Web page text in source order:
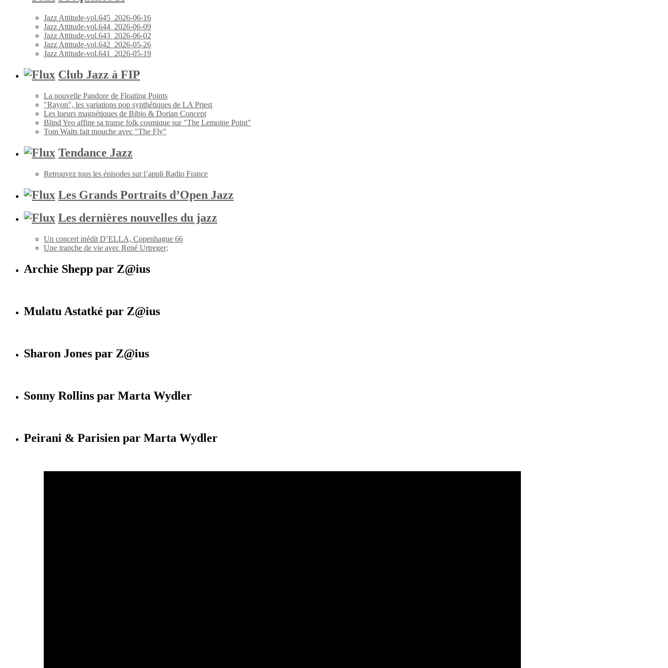
Jazz Attitude-vol.645_2026-06-16
Jazz Attitude-vol.644_2026-06-09
Jazz Attitude-vol.643_2026-06-02
Jazz Attitude-vol.642_2026-05-26
Jazz Attitude-vol.641_2026-05-19
Club Jazz à FIP
La nouvelle Pandore de Floating Points
"Rayon", les variations pop synthétiques de LA Priest
Les lueurs magnétiques de Bibio & Dorian Concept
Blind Yeo affine sa transe folk cosmique sur "The Lemoine Point"
Tom Waits fait mouche avec "The Fly"
Tendance Jazz
Retrouvez tous les épisodes sur l’appli Radio France
Les Grands Portraits d’Open Jazz
Les dernières nouvelles du jazz
Un concert inédit D’ELLA, Copenhague 66
Une tranche de vie avec René Urtreger;
Archie Shepp par Z@ius
Mulatu Astatké par Z@ius
Sharon Jones par Z@ius
Sonny Rollins par Marta Wydler
Peirani & Parisien par Marta Wydler